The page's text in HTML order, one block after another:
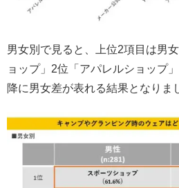
男女別で見ると、上位2項目は男
ョップ」2位「アパレルショップ
降に男女差が表れる結果となりま